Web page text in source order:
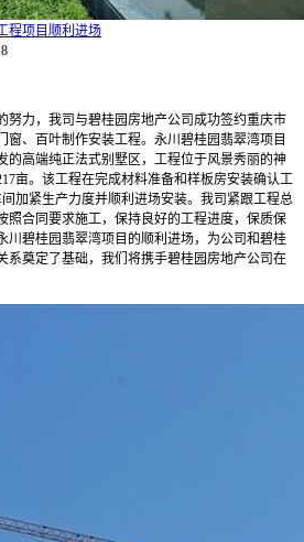
程项目顺利进场
努力，我司与碧桂园房地产公司成功签约重庆市
窗、百叶制作安装工程。永川碧桂园翡翠湾项目
的高端纯正法式别墅区，工程位于风景秀丽的神
亩。该工程在完成材料准备和样板房安装确认工
加紧生产力度并顺利进场安装。我司紧跟工程总
照合同要求施工，保持良好的工程进度，保质保
川碧桂园翡翠湾项目的顺利进场，为公司和碧桂
系奠定了基础，我们将携手碧桂园房地产公司在